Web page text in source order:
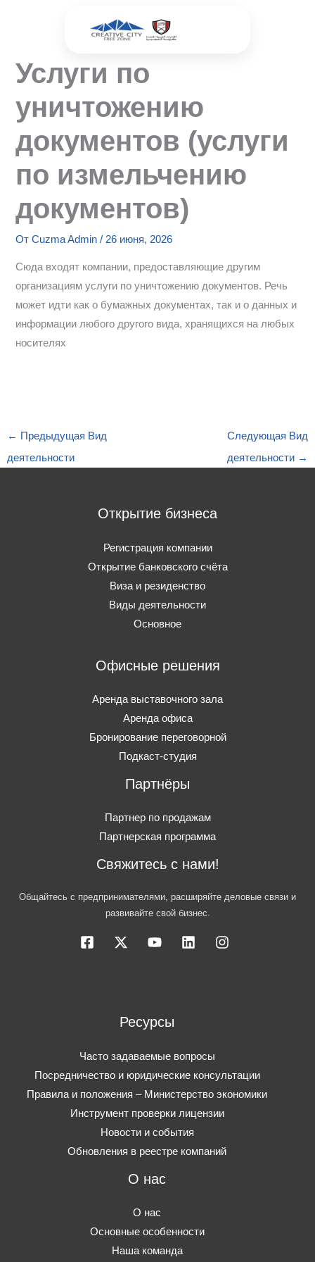
Услуги по
уничтожению
документов (услуги
по измельчению
документов)
ОтCuzma Admin/ 26 июня, 2026
Сюда входят компании, предоставляющие другим
организациям услуги по уничтожению документов. Речь
может идти как о бумажных документах, так и о данных и
информации любого другого вида, хранящихся на любых
носителях
← Предыдущая Вид
деятельности
Следующая Вид
деятельности →
Открытие бизнеса
Регистрация компании
Открытие банковского счёта
Виза и резиденство
Виды деятельности
Основное
Офисные решения
Аренда выставочного зала
Аренда офиса
Бронирование переговорной
Подкаст-студия
Партнёры
Партнер по продажам
Партнерская программа
Свяжитесь с нами!
Общайтесь с предпринимателями, расширяйте деловые связи и
развивайте свой бизнес.
Ресурсы
Часто задаваемые вопросы
Посредничество и юридические консультации
Правила и положения – Министерство экономики
Инструмент проверки лицензии
Новости и события
Обновления в реестре компаний
О нас
О нас
Основные особенности
Наша команда